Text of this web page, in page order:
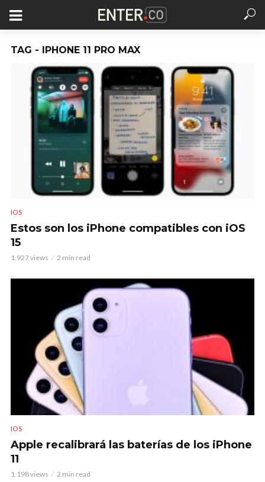
TAG - IPHONE 11 PRO MAX
IOS
Estos son los iPhone compatibles con iOS
15
1.927 views 2 min read
IOS
Apple recalibrará las baterías de los iPhone
11
1.198 views 2 min read